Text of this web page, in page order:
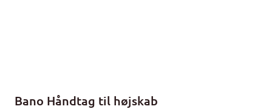
Bano Håndtag til højskab